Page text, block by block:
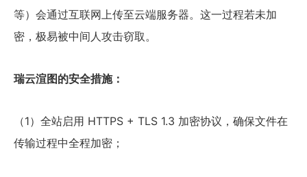
等）会通过互联网上传至云端服务器。这一过程若未加
密，极易被中间人攻击窃取。
瑞云渲图的安全措施：
（1）全站启用 HTTPS + TLS 1.3 加密协议，确保文件在
传输过程中全程加密；